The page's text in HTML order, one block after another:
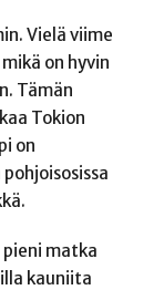
Vielä viime
on hyvin
Tämän
Tokion
on
matka
kauniita